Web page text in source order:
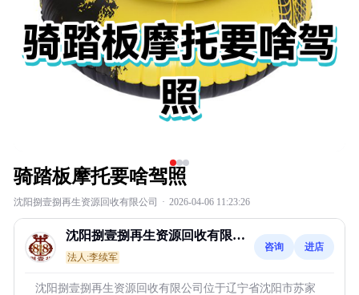
骑踏板摩托要啥驾照
沈阳捌壹捌再生资源回收有限公司 · 2026-04-06 11:23:26
沈阳捌壹捌再生资源回收有限公
司
法人:李续军
咨询 进店
沈阳捌壹捌再生资源回收有限公司位于辽宁省沈阳市苏家